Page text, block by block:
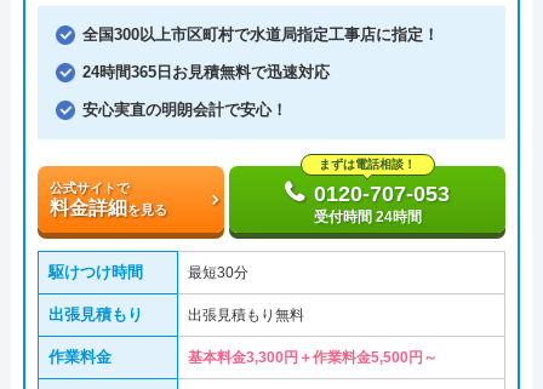
全国300以上市区町村で水道局指定工事店に指定！
24時間365日お見積無料で迅速対応
安心実直の明朗会計で安心！
公式サイトで
料金詳細を見る
まずは電話相談！
0120-707-053
受付時間 24時間
駆けつけ時間 最短30分
出張見積もり 出張見積もり無料
作業料金 基本料金3,300円＋作業料金5,500円～